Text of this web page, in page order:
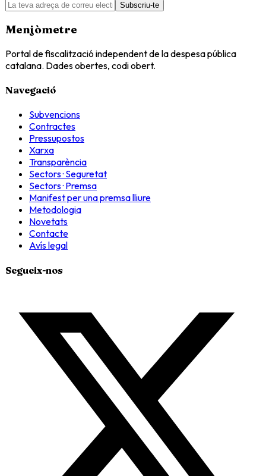
Subscriu-te
Menjòmetre
Portal de fiscalització independent de la despesa pública
catalana. Dades obertes, codi obert.
Navegació
Subvencions
Contractes
Pressupostos
Xarxa
Transparència
Sectors · Seguretat
Sectors · Premsa
Manifest per una premsa lliure
Metodologia
Novetats
Contacte
Avís legal
Segueix-nos